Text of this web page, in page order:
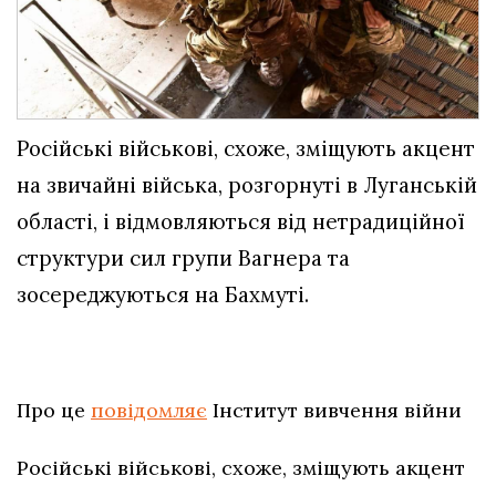
Російські військові, схоже, зміщують акцент
на звичайні війська, розгорнуті в Луганській
області, і відмовляються від нетрадиційної
структури сил групи Вагнера та
зосереджуються на Бахмуті.
Про це повідомляє Інститут вивчення війни
Російські військові, схоже, зміщують акцент